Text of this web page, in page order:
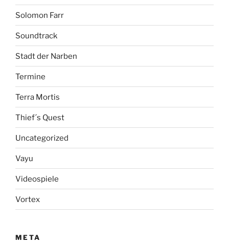
Solomon Farr
Soundtrack
Stadt der Narben
Termine
Terra Mortis
Thief´s Quest
Uncategorized
Vayu
Videospiele
Vortex
META